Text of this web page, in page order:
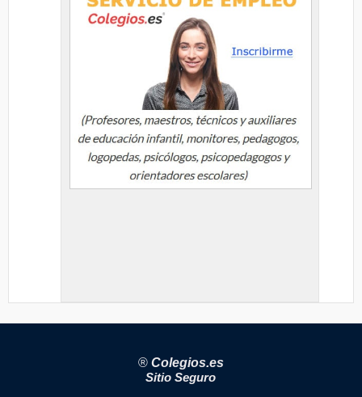
® Colegios.es
Sitio Seguro